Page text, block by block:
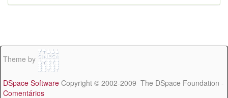
Theme by
DSpace Software Copyright © 2002-2009 The DSpace Foundation -
Comentários